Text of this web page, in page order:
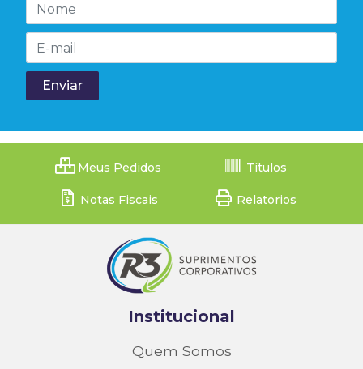
Meus Pedidos Títulos
Notas Fiscais Relatorios
Institucional
Quem Somos